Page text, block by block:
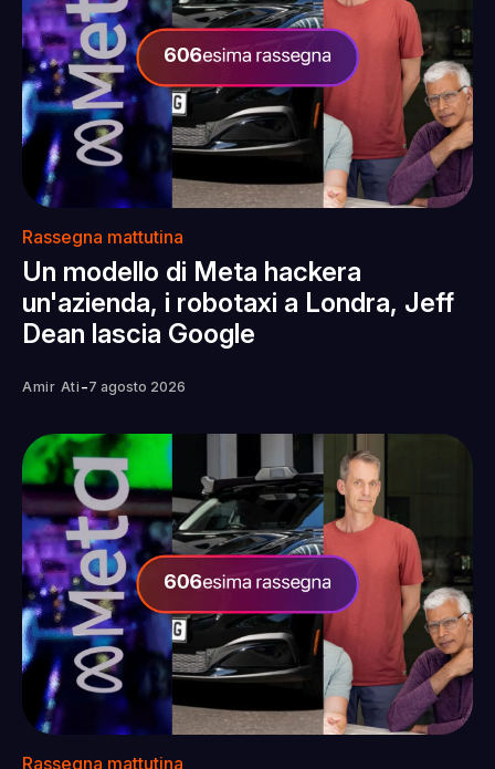
Rassegna mattutina
Un modello di Meta hackera
un'azienda, i robotaxi a Londra, Jeff
Dean lascia Google
Amir Ati -7 agosto 2026
Rassegna mattutina